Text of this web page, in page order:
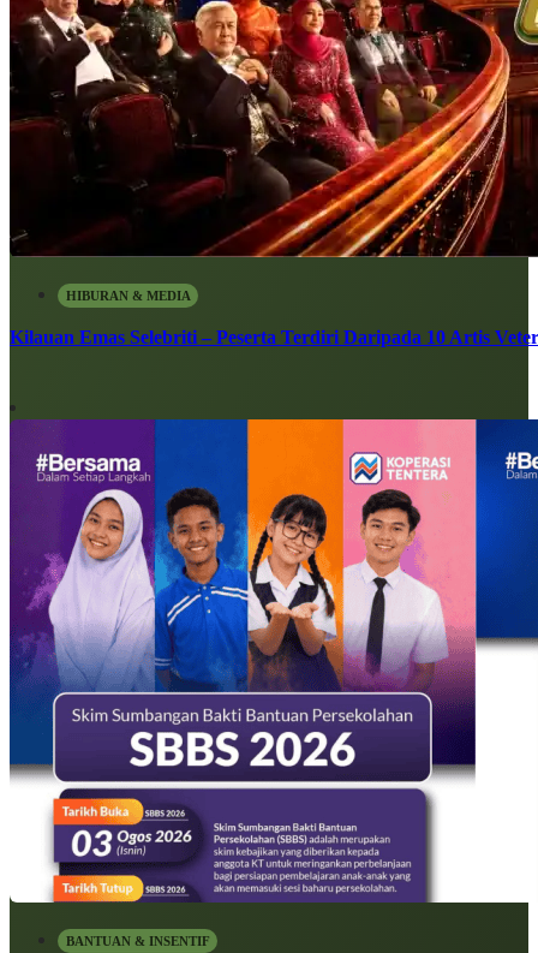
HIBURAN & MEDIA
Kilauan Emas Selebriti – Peserta Terdiri Daripada 10 Artis
BANTUAN & INSENTIF